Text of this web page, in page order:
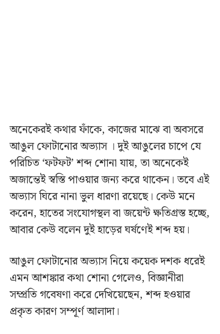
অনেকেরই কথার ফাঁকে, কাজের মাঝে বা অবসরে
আঙুল ফোটানোর অভ্যাস । দুই আঙুলের চাপে যে
পরিচিত ‘ফটফট’ শব্দ শোনা যায়, তা অনেকেই
অজান্তেই স্বস্তি পাওয়ার জন্য করে থাকেন। তবে এই
অভ্যাস ঘিরে নানা ভুল ধারণা রয়েছে। কেউ মনে
করেন, হাতের সংযোগস্থল বা জয়েন্ট ক্ষতিগ্রস্ত হচ্ছে,
আবার কেউ বলেন দুই হাড়ের ঘর্ষণেই শব্দ হয়।
আঙুল ফোটানোর অভ্যাস নিয়ে কয়েক দশক ধরেই
এমন আশঙ্কার কথা শোনা গেলেও, বিজ্ঞানীরা
সম্প্রতি গবেষণা করে দেখিয়েছেন, শব্দ হওয়ার
প্রকৃত কারণ সম্পূর্ণ আলাদা।